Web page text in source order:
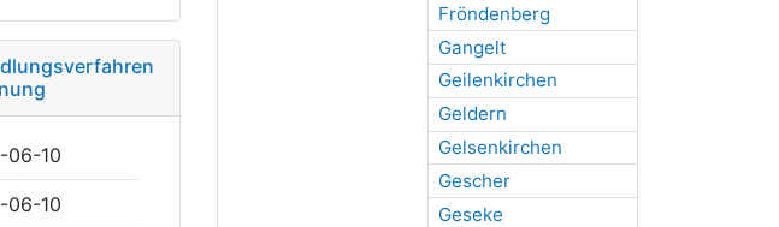
Fröndenberg
Gangelt
Geilenkirchen
Geldern
Gelsenkirchen
Gescher
Geseke
06-10
06-10